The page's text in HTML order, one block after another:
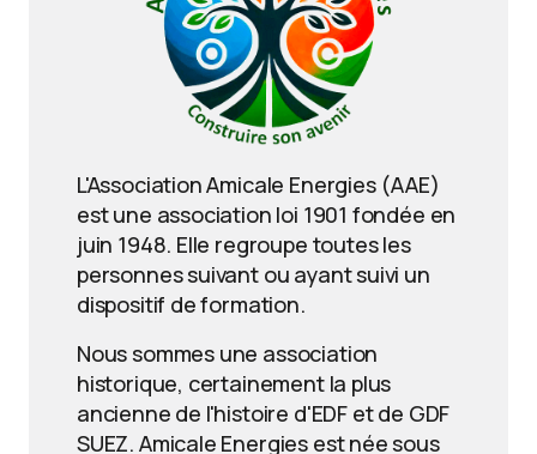
L'Association Amicale Energies (AAE)
est une association loi 1901 fondée en
juin 1948. Elle regroupe toutes les
personnes suivant ou ayant suivi un
dispositif de formation.
Nous sommes une association
historique, certainement la plus
ancienne de l'histoire d'EDF et de GDF
SUEZ. Amicale Energies est née sous